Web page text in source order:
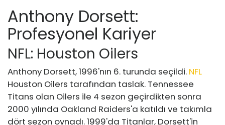
Anthony Dorsett:
Profesyonel Kariyer
NFL: Houston Oilers
Anthony Dorsett, 1996'nın 6. turunda seçildi. NFL
Houston Oilers tarafından taslak. Tennessee
Titans olan Oilers ile 4 sezon geçirdikten sonra
2000 yılında Oakland Raiders'a katıldı ve takımla
dört sezon oynadı. 1999'da Titanlar, Dorsett'in